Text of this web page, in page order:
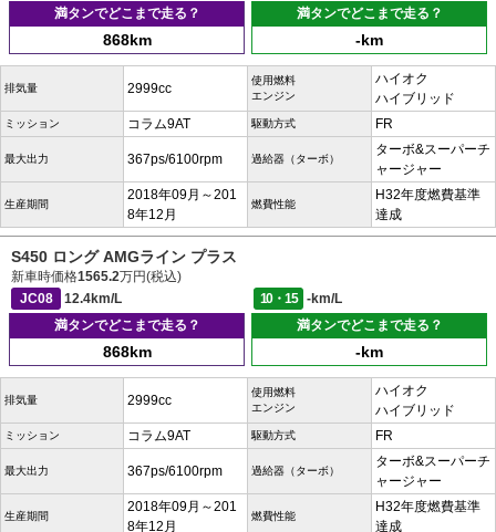
満タンでどこまで走る？
868km
満タンでどこまで走る？
-km
排気量 2999cc
使用燃料
エンジン
ハイオク
ハイブリッド
ミッション コラム9AT 駆動方式 FR
最大出力 367ps/6100rpm 過給器（ターボ）
ターボ&スーパーチ
ャージャー
生産期間
2018年09月～201
8年12月
燃費性能
H32年度燃費基準
達成
S450 ロング AMGライン プラス
新車時価格1565.2万円(税込)
JC08
12.4km/L 10・15
-km/L
満タンでどこまで走る？
868km
満タンでどこまで走る？
-km
排気量 2999cc
使用燃料
エンジン
ハイオク
ハイブリッド
ミッション コラム9AT 駆動方式 FR
最大出力 367ps/6100rpm 過給器（ターボ）
ターボ&スーパーチ
ャージャー
生産期間
2018年09月～201
8年12月
燃費性能
H32年度燃費基準
達成